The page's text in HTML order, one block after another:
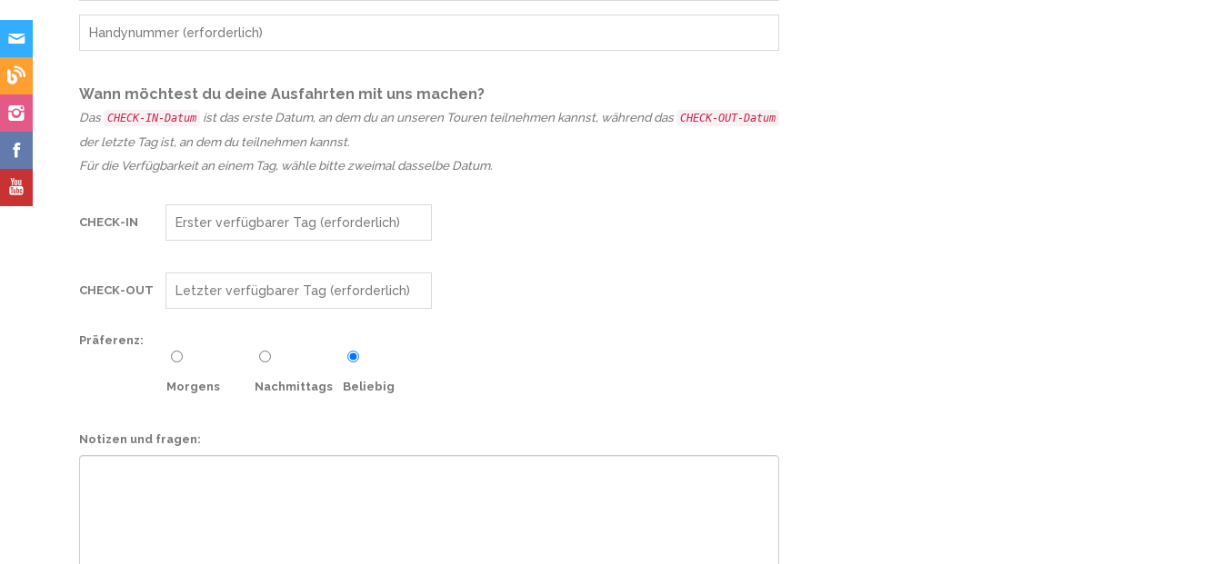
Wann möchtest du deine Ausfahrten mit uns machen?
Das CHECK-IN-Datum ist das erste Datum, an dem du an unseren Touren teilnehmen kannst, während das CHECK-OUT-Datum
der letzte Tag ist, an dem du teilnehmen kannst.
Für die Verfügbarkeit an einem Tag, wähle bitte zweimal dasselbe Datum.
CHECK-IN
CHECK-OUT
Präferenz:
Morgens Nachmittags Beliebig
Notizen und fragen: